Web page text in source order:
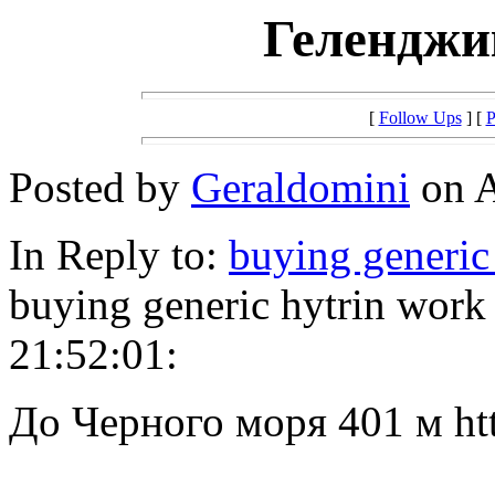
[ Follow Ups] [
Posted by Geraldomini on
In Reply to: buying
buying generic hytrin
21:52:01:
До Черного моря 401 м